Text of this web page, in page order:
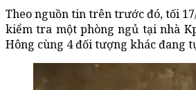
Theo nguồn tin trên trước đó, tối
kiểm tra một phòng ngủ tại nhà
Hông cùng 4 đối tượng khác đang